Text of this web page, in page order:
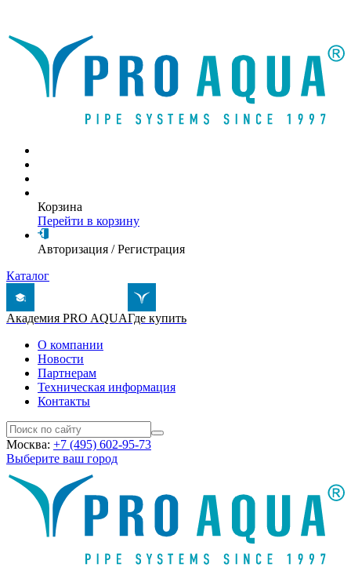
Корзина
Перейти в корзину
Авторизация /Регистрация
Каталог
Академия PRO AQUAГде купить
О компании
Новости
Партнерам
Техническая информация
Контакты
Москва: +7 (495) 602-95-73
Выберите ваш город